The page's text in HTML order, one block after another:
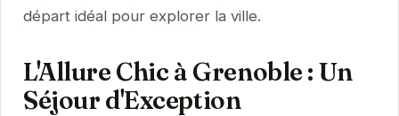
départ idéal pour explorer la ville.
L'Allure Chic à Grenoble : Un
Séjour d'Exception